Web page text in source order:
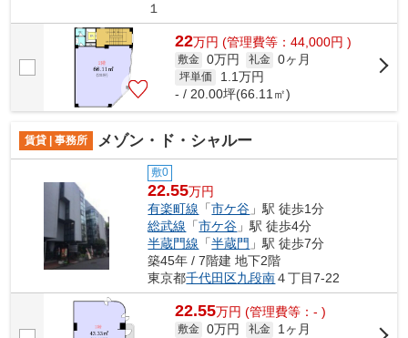
１
22万円 (管理費等：44,000円 )
敷金 0万円 礼金 0ヶ月
坪単価 1.1万円
- / 20.00坪(66.11㎡)
賃貸 | 事務所 メゾン・ド・シャルー
敷0
22.55万円
有楽町線 「市ケ谷 」駅 徒歩1分
総武線 「市ケ谷 」駅 徒歩4分
半蔵門線 「半蔵門 」駅 徒歩7分
築45年 / 7階建 地下2階
東京都千代田区九段南４丁目7-22
22.55万円 (管理費等：- )
敷金 0万円 礼金 1ヶ月